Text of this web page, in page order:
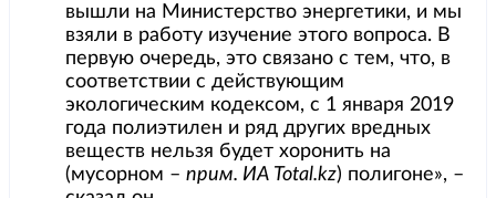
вышли на Министерство энергетики, и мы
взяли в работу изучение этого вопроса. В
первую очередь, это связано с тем, что, в
соответствии с действующим
экологическим кодексом, с 1 января 2019
года полиэтилен и ряд других вредных
веществ нельзя будет хоронить на
(мусорном – прим. ИА Total.kz) полигоне», –